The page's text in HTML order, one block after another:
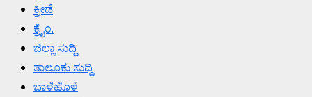
ಕ್ರೀಡೆ
ಕ್ರೈಂ.
ಜಿಲ್ಲಾ ಸುದ್ದಿ
ತಾಲೂಕು ಸುದ್ದಿ
ಬಾಳೆಹೊಳೆ